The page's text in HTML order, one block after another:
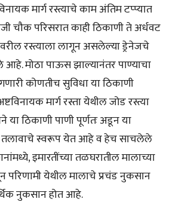
मार्ग रस्त्याचे काम अंतिम टप्प्यात
चौक परिसरात काही ठिकाणी ते अर्धवट
रस्त्याला लागून असलेल्या ड्रेनेजचे
मोठा पाऊस झाल्यानंतर पाण्याचा
कोणतीच सुविधा या ठिकाणी
मार्ग रस्ता येथील जोड रस्त्या
ठिकाणी पाणी पूर्णतः अडून या
तलावाचे स्वरूप येत आहे व हेच साचलेले
इमारतींच्या तळघरातील मालाच्या
परिणामी येथील मालाचे प्रचंड नुकसान
नुकसान होत आहे.